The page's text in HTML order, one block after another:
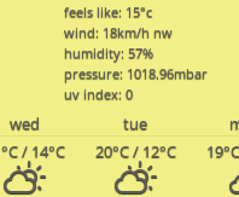
feels like: 15°c
wind: 18km/h nw
humidity: 57%
pressure: 1018.96mbar
uv index: 0
tue
wed
19°C
20°C/ 12°C
°C/ 14°C